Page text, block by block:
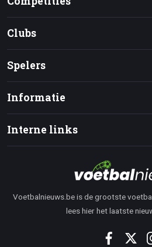
Clubs
Spelers
Informatie
Interne links
Voetbalnieuws.be is de grootste
lees hier het laatste